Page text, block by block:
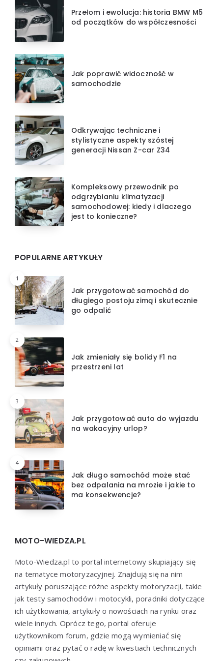
Przełom i ewolucja: historia BMW M5
od początków do współczesności
Jak poprawić widoczność w
samochodzie
Odkrywając techniczne i
stylistyczne aspekty szóstej
generacji Nissan Z-car Z34
Kompleksowy przewodnik po
odgrzybianiu klimatyzacji
samochodowej: kiedy i dlaczego
jest to konieczne?
POPULARNE ARTYKUŁY
1
Jak przygotować samochód do
długiego postoju zimą i skutecznie
go odpalić
2
Jak zmieniały się bolidy F1 na
przestrzeni lat
3
Jak przygotować auto do wyjazdu
na wakacyjny urlop?
4
Jak długo samochód może stać
bez odpalania na mrozie i jakie to
ma konsekwencje?
MOTO-WIEDZA.PL
Moto-Wiedza.pl to portal internetowy skupiający się
na tematyce motoryzacyjnej. Znajdują się na nim
artykuły poruszające różne aspekty motoryzacji, takie
jak testy samochodów i motocykli, poradniki dotyczące
ich użytkowania, artykuły o nowościach na rynku oraz
wiele innych. Oprócz tego, portal oferuje
użytkownikom forum, gdzie mogą wymieniać się
opiniami oraz pytać o radę w kwestiach technicznych